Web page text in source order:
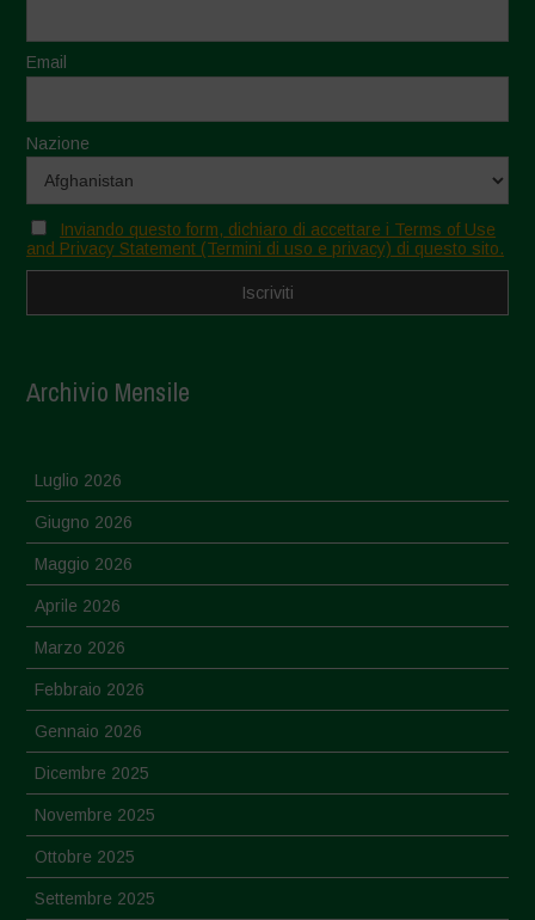
Email
Nazione
Inviando questo form, dichiaro di accettare i Terms of Use
and Privacy Statement (Termini di uso e privacy) di questo sito.
Archivio Mensile
Luglio 2026
Giugno 2026
Maggio 2026
Aprile 2026
Marzo 2026
Febbraio 2026
Gennaio 2026
Dicembre 2025
Novembre 2025
Ottobre 2025
Settembre 2025